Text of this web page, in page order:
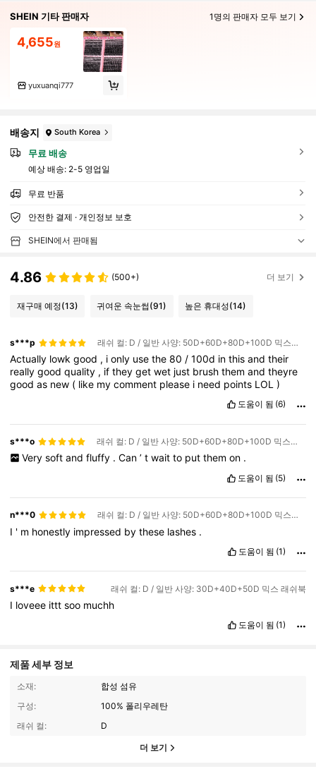
SHEIN 기타 판매자 1명의 판매자 모두 보기
4,655원
yuxuanqi777
배송지 South Korea
무료 배송
예상 배송: 2-5 영업일
무료 반품
안전한 결제 · 개인정보 보호
SHEIN에서 판매됨
4.86 (500+) 더 보기
재구매 예정(13) 귀여운 속눈썹(91) 높은 휴대성(14)
s***p 래쉬 컬: D / 일반 사양: 50D+60D+80D+100D 믹스래쉬북
Actually lowkgood , ionly usethe80 /100d inthisandtheir
reallygoodquality , iftheygetwet just brushthemandtheyre
goodas new ( like mycomment please i need points LOL)
도움이 됨 (6)
s***o 래쉬 컬: D / 일반 사양: 50D+60D+80D+100D 믹스래쉬북
Very soft and fluffy . Can ’ t wait to put them on .
도움이 됨 (5)
n***0 래쉬 컬: D / 일반 사양: 50D+60D+80D+100D 믹스래쉬북
I ' m honestly impressed bythese lashes .
도움이 됨 (1)
s***e 래쉬 컬: D / 일반 사양: 30D+40D+50D 믹스 래쉬북
I loveee itttsoo muchh
도움이 됨 (1)
제품 세부 정보
소재:
합성 섬유
구성:
100% 폴리우레탄
래쉬 컬:
D
더 보기